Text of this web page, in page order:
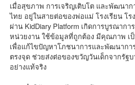
เมื่อสุขภาพ การเจริญเติบโต และพัฒนาก
ไทย อยู่ในสายต่อของพ่อแม่ โรงเรียน โร
ผ่าน KidDiary Platform เกิดการบูรณาก
หน่วยงาน ใช้ข้อมูลที่ถูกต้อง มีคุณภาพ เ
เพื่อแก้ไขปัญหาโภชนาการและพัฒนากา
ตรงจุด ช่วยส่งต่อของขวัญวันเด็กจากรัฐบ
อย่างแท้จริง